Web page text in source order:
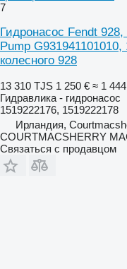
7
Гидронасос Fendt
Pump
колесного 928
13 310 TJS 1 250 € ≈ 1
Гидравлика - гидронасос
1519222176, 1519222178
Ирландия,
COURTMACSHERRY
Связаться с продавцом